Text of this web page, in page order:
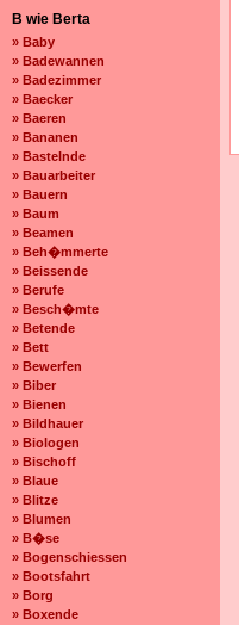
B wie Berta
» Baby
» Badewannen
» Badezimmer
» Baecker
» Baeren
» Bananen
» Bastelnde
» Bauarbeiter
» Bauern
» Baum
» Beamen
» Beh�mmerte
» Beissende
» Berufe
» Besch�mte
» Betende
» Bett
» Bewerfen
» Biber
» Bienen
» Bildhauer
» Biologen
» Bischoff
» Blaue
» Blitze
» Blumen
» B�se
» Bogenschiessen
» Bootsfahrt
» Borg
» Boxende